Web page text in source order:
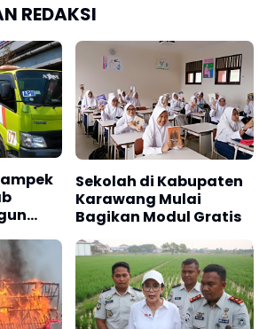
REDAKSI
Sekolah di Kabupaten
Karawang Mulai
Bagikan Modul Gratis